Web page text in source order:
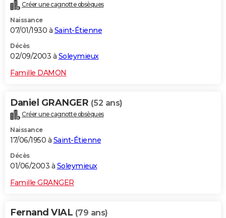
Créer une cagnotte obsèques
Naissance
07/01/1930 à Saint-Étienne
Décès
02/09/2003 à Soleymieux
Famille DAMON
Daniel GRANGER (52 ans)
Créer une cagnotte obsèques
Naissance
17/06/1950 à Saint-Étienne
Décès
01/06/2003 à Soleymieux
Famille GRANGER
Fernand VIAL (79 ans)